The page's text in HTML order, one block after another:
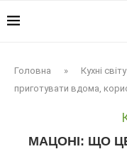
Головна » Кухні світу
приготувати вдома,
МАЦОНІ: ЩО